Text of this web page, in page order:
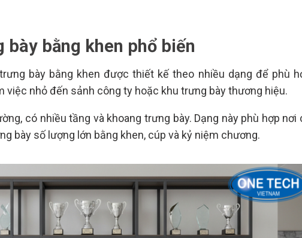
bày bằng khen phổ biến
bày bằng khen được thiết kế theo nhiều dạng để phù
việc nhỏ đến sảnh công ty hoặc khu trưng bày thương hiệu.
có nhiều tầng và khoang trưng bày. Dạng này phù hợp nơi
bày số lượng lớn bằng khen, cúp và kỷ niệm chương.